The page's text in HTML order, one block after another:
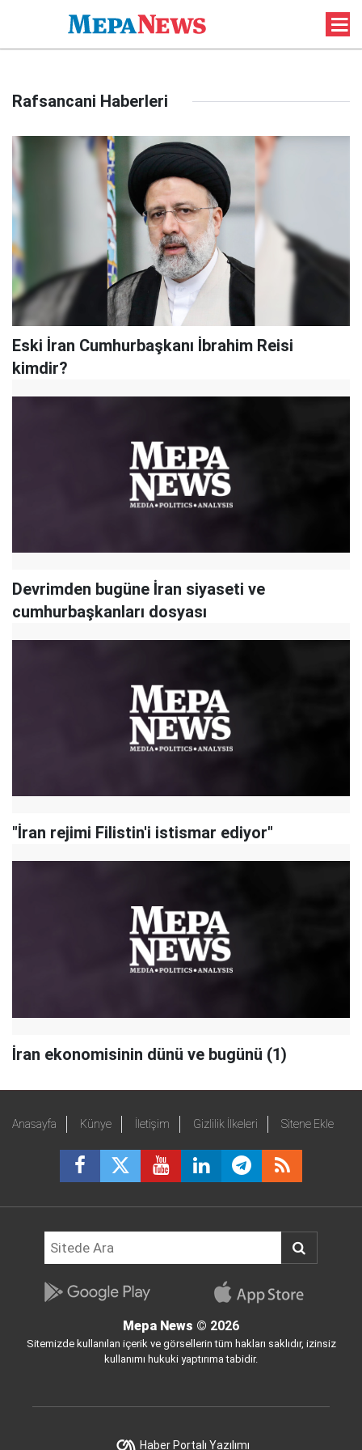
Rafsancani Haberleri
Eski İran Cumhurbaşkanı İbrahim Reisi
kimdir?
Devrimden bugüne İran siyaseti ve
cumhurbaşkanları dosyası
"İran rejimi Filistin'i istismar ediyor"
İran ekonomisinin dünü ve bugünü (1)
Anasayfa Künye İletişim Gizlilik İlkeleri Sitene Ekle
Mepa News © 2026
Sitemizde kullanılan içerik ve görsellerin tüm hakları saklıdır, izinsiz
kullanımı hukuki yaptırıma tabidir.
Haber Portalı Yazılımı